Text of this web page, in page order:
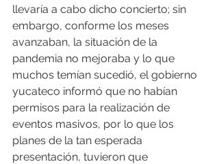
llevaría a cabo dicho concierto; sin
embargo, conforme los meses
avanzaban, la situación de la
pandemia no mejoraba y lo que
muchos temían sucedió, el gobierno
yucateco informó que no habían
permisos para la realización de
eventos masivos, por lo que los
planes de la tan esperada
presentación, tuvieron que